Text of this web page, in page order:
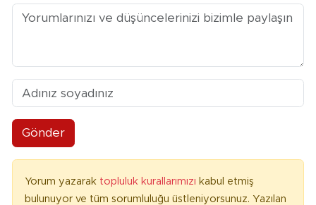
Gönder
Yorum yazarak topluluk kurallarımızı kabul etmiş
bulunuyor ve tüm sorumluluğu üstleniyorsunuz. Yazılan